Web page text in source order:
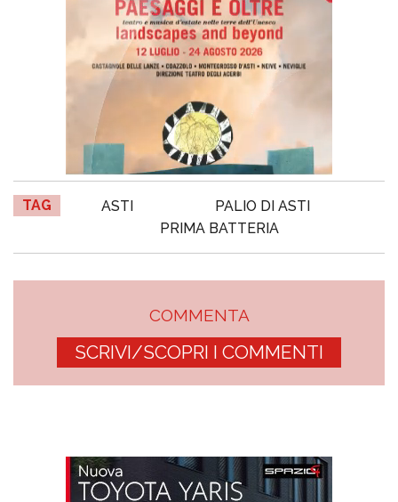
TAG ASTI
PALIO DI ASTI
PRIMA BATTERIA
COMMENTA
SCRIVI/SCOPRI I COMMENTI